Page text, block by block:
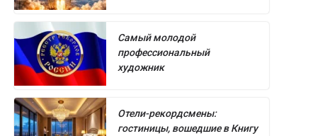
Самый молодой
профессиональный
художник
Отели-рекордсмены:
гостиницы, вошедшие в Книгу